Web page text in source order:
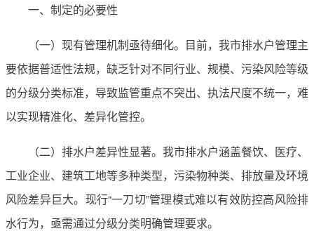
一、制定的必要性
（一）现有管理机制亟待细化。目前，我市排水户管理主
要依据普适性法规，缺乏针对不同行业、规模、污染风险等级
的分级分类标准，导致监管重点不突出、执法尺度不统一，难
以实现精准化、差异化管控。
（二）排水户差异性显著。我市排水户涵盖餐饮、医疗、
工业企业、建筑工地等多种类型，污染物种类、排放量及环境
风险差异巨大。现行“一刀切”管理模式难以有效防控高风险排
水行为，亟需通过分级分类明确管理要求。